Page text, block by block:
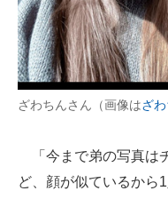
ざわちんさん（画像はざ
「今まで弟の写真は
ど、顔が似ているから